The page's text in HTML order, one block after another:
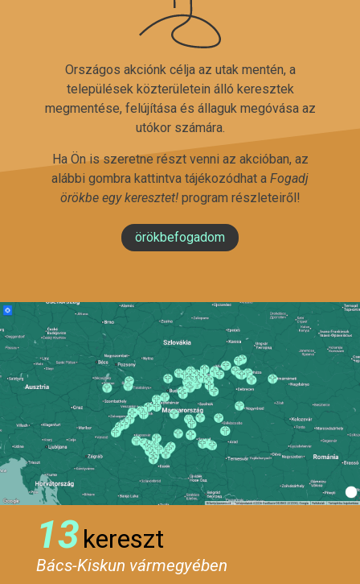
Országos akciónk célja az utak mentén, a
települések közterületein álló keresztek
megmentése, felújítása és állaguk megóvása az
utókor számára.
Ha Ön is szeretne részt venni az akcióban, az
alábbi gombra kattintva tájékozódhat a Fogadj
örökbe egy keresztet!program részleteiről!
örökbefogadom
13kereszt
Bács-Kiskun vármegyében